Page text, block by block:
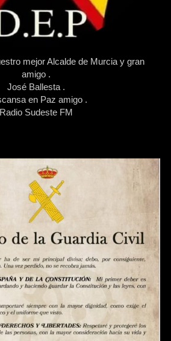
mejor Alcalde de Murcia y gran
amigo .
José Ballesta .
en Paz amigo .
Radio Sudeste FM